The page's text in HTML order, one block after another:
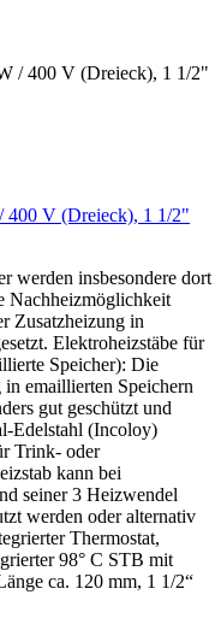
400 V (Dreieck), 1 1/2"
werden insbesondere dort
Nachheizmöglichkeit
Zusatzheizung in
Elektroheizstäbe für
Speicher): Die
emaillierten Speichern
gut geschützt und
Edelstahl (Incoloy)
Trink- oder
kann bei
seiner 3 Heizwendel
werden oder alternativ
Thermostat,
98° C STB mit
ca. 120 mm, 1 1/2“